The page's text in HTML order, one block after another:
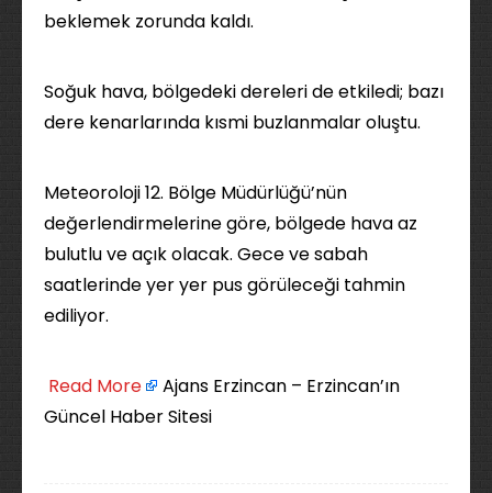
beklemek zorunda kaldı.
Soğuk hava, bölgedeki dereleri de etkiledi; bazı
dere kenarlarında kısmi buzlanmalar oluştu.
Meteoroloji 12. Bölge Müdürlüğü’nün
değerlendirmelerine göre, bölgede hava az
bulutlu ve açık olacak. Gece ve sabah
saatlerinde yer yer pus görüleceği tahmin
ediliyor.
Read More
Ajans Erzincan – Erzincan’ın
Güncel Haber Sitesi